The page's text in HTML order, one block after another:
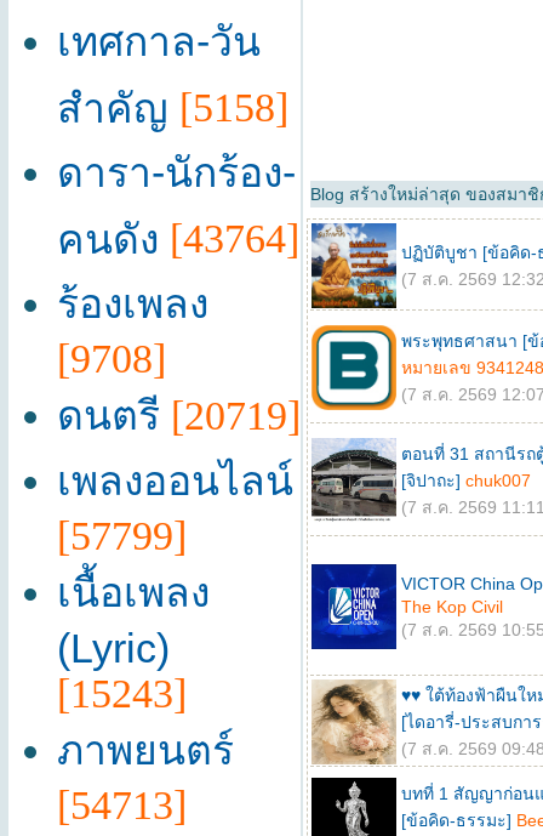
เทศกาล-วัน
สำคัญ [5158]
ดารา-นักร้อง-
คนดัง [43764]
ร้องเพลง
[9708]
ดนตรี [20719]
เพลงออนไลน์
[57799]
เนื้อเพลง
(Lyric)
[15243]
ภาพยนตร์
[54713]
Blog สร้างใหม่ล่าสุด ของสม
ปฏิบัติบูชา [ข้อคิด-
(7 ส.ค. 2569
พระพุทธศาสนา [ข้
หมายเลข 9341248
(7 ส.ค. 2569
ตอนที่ 31 สถานีรถ
[จิปาถะ] chuk007
(7 ส.ค. 2569
VICTOR China
The Kop Civil
(7 ส.ค. 2569
♥♥ ใต้ท้องฟ้าผืนให
[ไดอารี่-ประสบกา
(7 ส.ค. 2569
บทที่ 1 สัญญาก่อนแ
[ข้อคิด-ธรรมะ]